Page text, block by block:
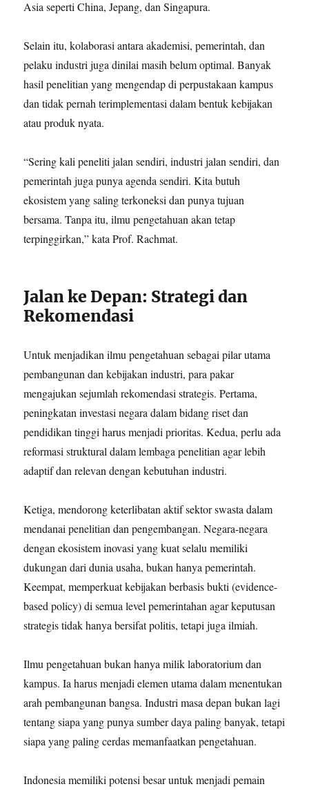
Asia seperti China, Jepang, dan Singapura.
Selain itu, kolaborasi antara akademisi, pemerintah, dan
pelaku industri juga dinilai masih belum optimal. Banyak
hasil penelitian yang mengendap di perpustakaan kampus
dan tidak pernah terimplementasi dalam bentuk kebijakan
atau produk nyata.
“Sering kali peneliti jalan sendiri, industri jalan sendiri, dan
pemerintah juga punya agenda sendiri. Kita butuh
ekosistem yang saling terkoneksi dan punya tujuan
bersama. Tanpa itu, ilmu pengetahuan akan tetap
terpinggirkan,” kata Prof. Rachmat.
Jalan ke Depan: Strategi dan
Rekomendasi
Untuk menjadikan ilmu pengetahuan sebagai pilar utama
pembangunan dan kebijakan industri, para pakar
mengajukan sejumlah rekomendasi strategis. Pertama,
peningkatan investasi negara dalam bidang riset dan
pendidikan tinggi harus menjadi prioritas. Kedua, perlu ada
reformasi struktural dalam lembaga penelitian agar lebih
adaptif dan relevan dengan kebutuhan industri.
Ketiga, mendorong keterlibatan aktif sektor swasta dalam
mendanai penelitian dan pengembangan. Negara-negara
dengan ekosistem inovasi yang kuat selalu memiliki
dukungan dari dunia usaha, bukan hanya pemerintah.
Keempat, memperkuat kebijakan berbasis bukti (evidence-
based policy) di semua level pemerintahan agar keputusan
strategis tidak hanya bersifat politis, tetapi juga ilmiah.
Ilmu pengetahuan bukan hanya milik laboratorium dan
kampus. Ia harus menjadi elemen utama dalam menentukan
arah pembangunan bangsa. Industri masa depan bukan lagi
tentang siapa yang punya sumber daya paling banyak, tetapi
siapa yang paling cerdas memanfaatkan pengetahuan.
Indonesia memiliki potensi besar untuk menjadi pemain